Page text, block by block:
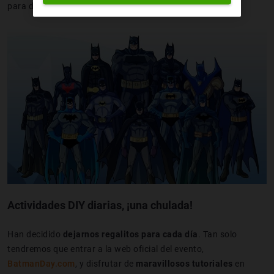
para disfrutar de nuestro personaje favorito!
Actividades DIY diarias, ¡una chulada!
Han decidido dejarnos regalitos para cada día . Tan solo
tendremos que entrar a la web oficial del evento,
BatmanDay.com , y disfrutar de maravillosos tutoriales en